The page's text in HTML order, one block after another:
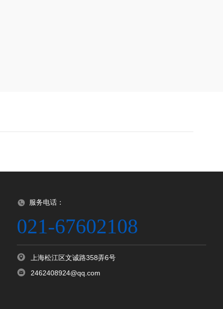
服务电话：
021-67602108
上海松江区文诚路358弄6号
2462408924@qq.com